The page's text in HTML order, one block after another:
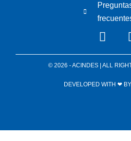
© 2026 - ACINDES | ALL
DEVELOPED WITH ❤ BY